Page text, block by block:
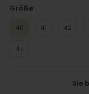
Größe
40 41 42
47
Sie